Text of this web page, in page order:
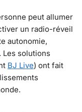
peut allumer
un radio-réveil
autonomie,
Les solutions
BJ Live) ont fait